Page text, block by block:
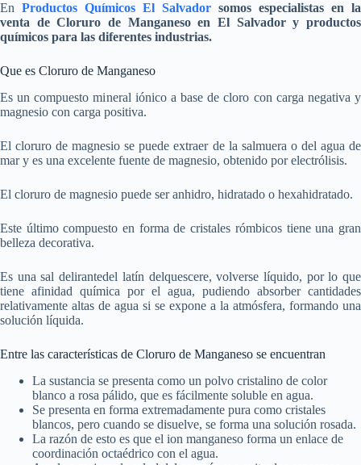
En Productos Químicos El Salvador somos especialistas en la
venta deCloruro de Manganesoen El Salvador y productos
químicos para las diferentes industrias.
Que es Cloruro de Manganeso
Es un compuesto mineral iónico a base de cloro con carga negativa y
magnesio con carga positiva.
El cloruro de magnesio se puede extraer de la salmuera o del agua de
mar y es una excelente fuente de magnesio, obtenido por electrólisis.
El cloruro de magnesio puede ser anhidro, hidratado o hexahidratado.
Este último compuesto en forma de cristales rómbicos tiene una gran
belleza decorativa.
Es una sal delirantedel latín delquescere, volverse líquido, por lo que
tiene afinidad química por el agua, pudiendo absorber cantidades
relativamente altas de agua si se expone a la atmósfera, formando una
solución líquida.
Entre las características de Cloruro de Manganeso se encuentran
La sustancia se presenta como un polvo cristalino de color
blanco a rosa pálido, que es fácilmente soluble en agua.
Se presenta en forma extremadamente pura como cristales
blancos, pero cuando se disuelve, se forma una solución rosada.
La razón de esto es que el ion manganeso forma un enlace de
coordinación octaédrico con el agua.